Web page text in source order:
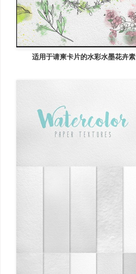
适用于请柬卡片的水彩水墨花卉素